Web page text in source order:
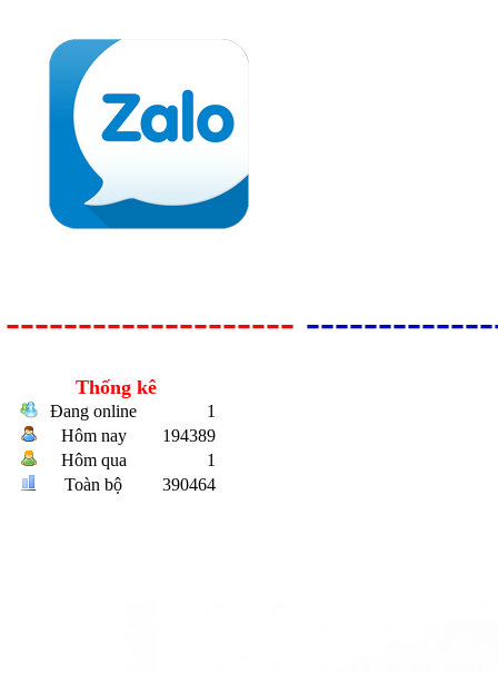
--------------------
Thống kê
Đang online
1
Hôm nay
194389
Hôm qua
1
Toàn bộ
390464